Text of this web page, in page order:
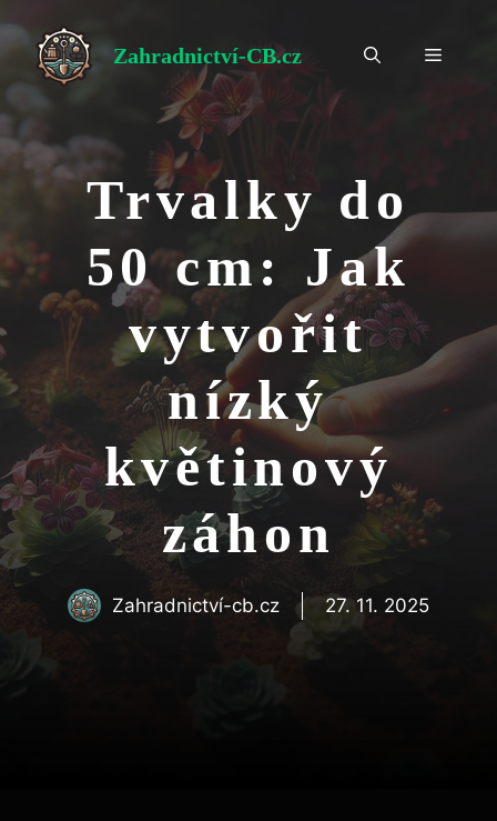
obsah
Zahradnictví-CB.cz Menu
Trvalky do
50 cm: Jak
vytvořit
nízký
květinový
záhon
Zahradnictví-cb.cz 27. 11. 2025